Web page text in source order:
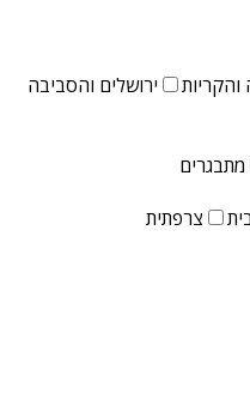
והקריות ירושלים והסביבה
מתבגרים
צרפתית